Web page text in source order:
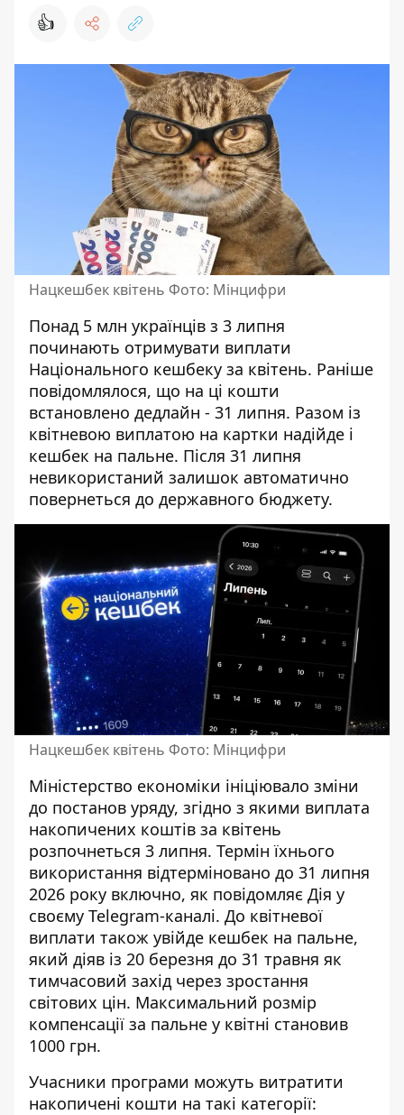
👍
Нацкешбек квітень Фото: Мінцифри
Понад 5 млн українців з 3 липня
починають отримувати виплати
Національного кешбеку за квітень. Раніше
повідомлялося, що на ці кошти
встановлено дедлайн - 31 липня. Разом із
квітневою виплатою на картки надійде і
кешбек на пальне. Після 31 липня
невикористаний залишок автоматично
повернеться до державного бюджету.
Нацкешбек квітень Фото: Мінцифри
Міністерство економіки ініціювало зміни
до постанов уряду, згідно з якими виплата
накопичених коштів за квітень
розпочнеться 3 липня. Термін їхнього
використання відтерміновано до 31 липня
2026 року включно, як повідомляє Дія у
своєму Telegram-каналі. До квітневої
виплати також увійде кешбек на пальне,
який діяв із 20 березня до 31 травня як
тимчасовий захід через зростання
світових цін. Максимальний розмір
компенсації за пальне у квітні становив
1000 грн.
Учасники програми можуть витратити
накопичені кошти на такі категорії: